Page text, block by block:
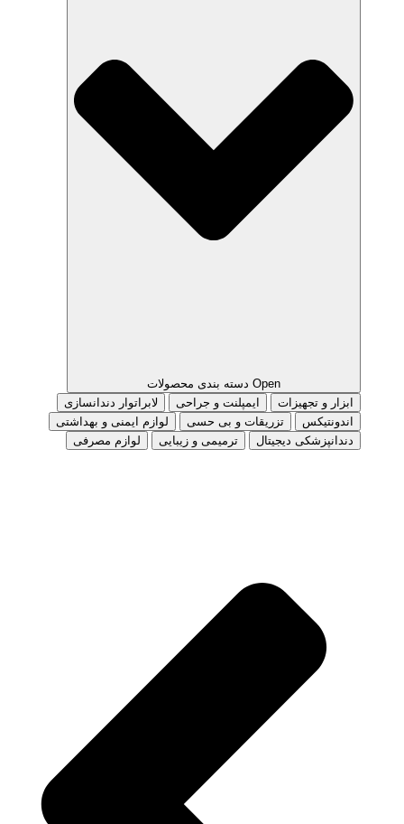
Open دسته بندی محصولات
ابزار و تجهیزات
ایمپلنت و جراحی
لابراتوار دندانسازی
اندونتیکس
تزریقات و بی حسی
لوازم ایمنی و بهداشتی
دندانپزشکی دیجیتال
ترمیمی و زیبایی لوازم مصرفی